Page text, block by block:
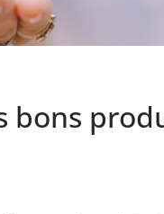
bons